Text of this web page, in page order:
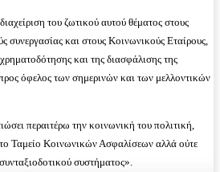
του ζωτικού αυτού θέματος στους
συνεργασίας και στους Κοινωνικούς Εταίρους,
και της διασφάλισης της
όφελος των σημερινών και των μελλοντικών
περαιτέρω την κοινωνική του πολιτική,
Ταμείο Κοινωνικών Ασφαλίσεων αλλά ούτε
συστήματος».